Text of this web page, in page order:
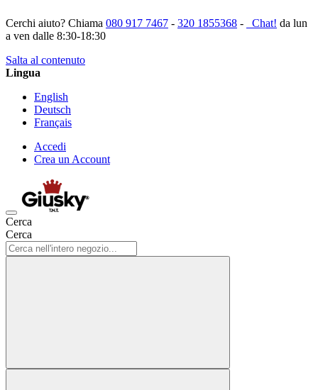
Cerchi aiuto? Chiama 080 917 7467 - 320 1855368 - Chat! da lun
a ven dalle 8:30-18:30
Salta al contenuto
Lingua
English
Deutsch
Français
Accedi
Crea un Account
Cerca
Cerca